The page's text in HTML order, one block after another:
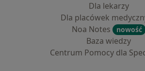
Dla lekarzy
Dla placówek
Noa Notes
nowość
Baza wiedzy
Centrum Pomocy dla